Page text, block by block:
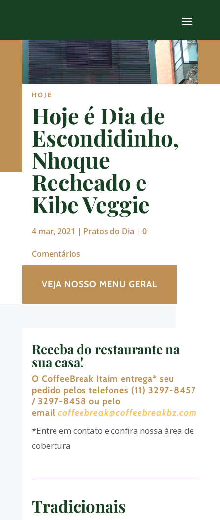
HOJE
Hoje é Dia de
Escondidinho,
Nhoque
Recheado e
Kibe Veggie
4 mar, 2021 | Pratos do Dia | 0
Comentários
VEJA NOSSO MENU GERAL
Receba do restaurante na
sua casa!
O CoffeeBreak Itaim entrega* seu
pedido pelos telefones (11) 3297-8457
/ 3297-8458 ou pelo
email coffeebreak@coffeebreakbz.com
*Entre em contato e confira nossa área de
cobertura
Tradicionais